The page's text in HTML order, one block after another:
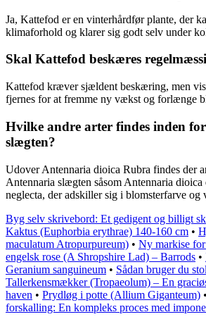
Ja, Kattefod er en vinterhårdfør plante, der
klimaforhold og klarer sig godt selv under
Skal Kattefod beskæres
Kattefod kræver sjældent beskæring, men
fjernes for at fremme ny vækst og forlænge
Hvilke andre arter findes inden
slægten?
Udover Antennaria dioica Rubra findes der
Antennaria slægten såsom Antennaria dioica
neglecta, der adskiller sig i blomsterfarve og
Byg selv skrivebord: Et gedigent og billigt
Kaktus (Euphorbia erythrae) 140-160 cm •
maculatum Atropurpureum) • Ny markise
engelsk rose (A Shropshire Lad) – Barrods •
Geranium sanguineum • Sådan bruger du
Tallerkensmækker (Tropaeolum) – En
haven • Prydløg i potte (Allium Giganteum) •
forskalling: En kompleks proces med